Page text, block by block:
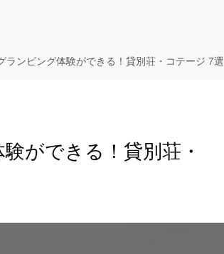
ランピング体験ができる！貸別荘・コテージ 7選
ができる！貸別荘・